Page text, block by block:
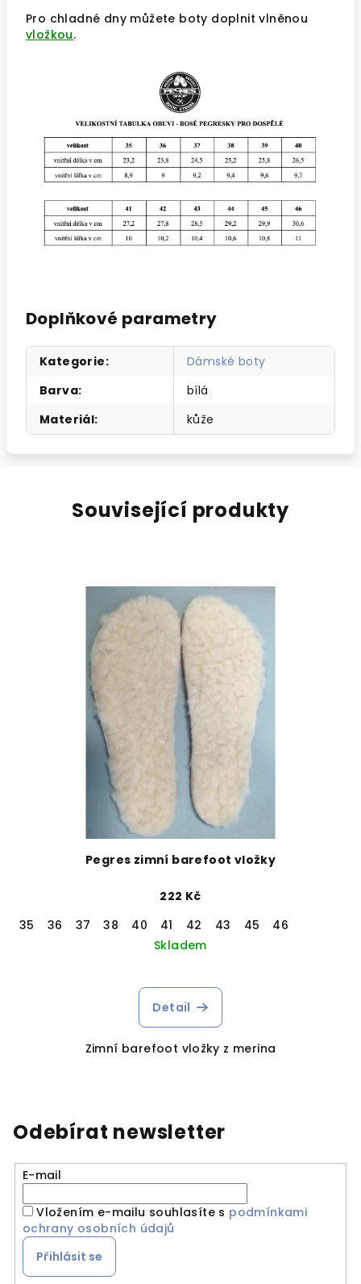
Pro chladné dny můžete boty doplnit vlněnou
vložkou.
Doplňkové parametry
Kategorie:
Dámské boty
Barva:
bílá
Materiál: kůže
Související produkty
Pegres zimní barefoot vložky
222 Kč
35
36 37 38 40 41 42 43 45
46
Skladem
Detail
Zimní barefoot vložky z merina
Odebírat newsletter
E-mail
Vložením e-mailu souhlasíte s podmínkami
ochrany osobních údajů
Přihlásit se